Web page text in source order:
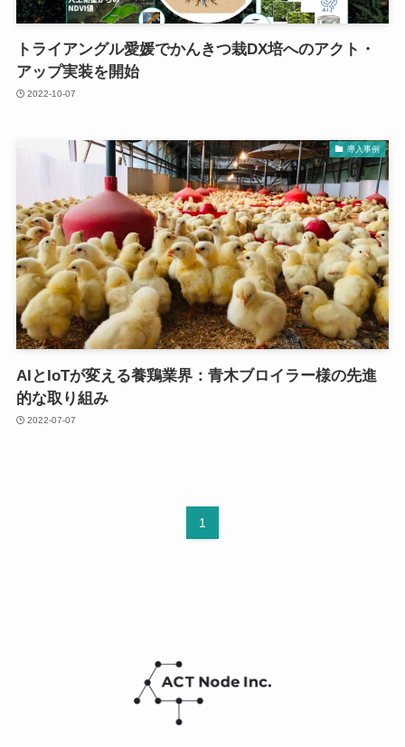
トライアングル愛媛でかんきつ栽DX培へのアクト・
アップ実装を開始
2022-10-07
導入事例
AIとIoTが変える養鶏業界：青木ブロイラー様の先進
的な取り組み
2022-07-07
1